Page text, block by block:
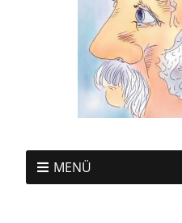
MENÜ